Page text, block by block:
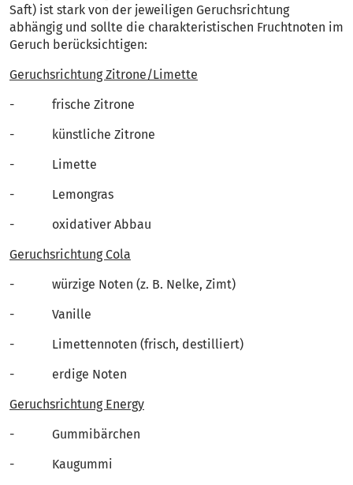
Saft) ist stark von der jeweiligen Geruchsrichtung
abhängig und sollte die charakteristischen Fruchtnoten im
Geruch berücksichtigen:
Geruchsrichtung Zitrone/Limette
- frische Zitrone
- künstliche Zitrone
- Limette
- Lemongras
- oxidativer Abbau
Geruchsrichtung Cola
- würzige Noten (z. B. Nelke, Zimt)
- Vanille
- Limettennoten (frisch, destilliert)
- erdige Noten
Geruchsrichtung Energy
- Gummibärchen
- Kaugummi